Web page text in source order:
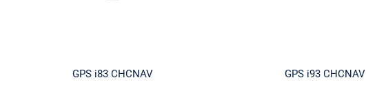
GPS i83 CHCNAV GPS i93 CHCNAV